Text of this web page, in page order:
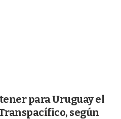
para Uruguay el
según